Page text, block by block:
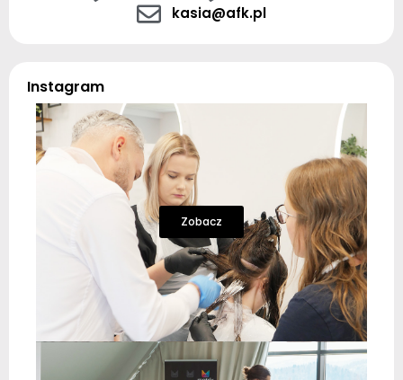
kasia@afk.pl
Instagram
Zobacz